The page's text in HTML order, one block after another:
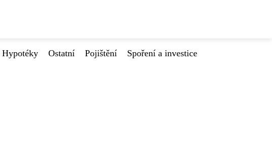
Hypotéky Ostatní Pojištění
Spoření a investice